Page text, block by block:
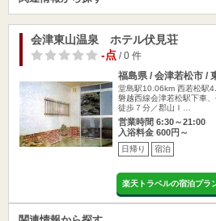
会津東山温泉 ホテル伏見荘
-点/ 0 件
福島県 / 会津若松市 /
堂島駅10.06km 西若松駅
磐越西線会津若松駅下車
徒歩７分／郡山Ｉ…
営業時間 6:30～21:00
入浴料金 600円～
日帰り 宿泊
楽天トラベルの宿泊プラ